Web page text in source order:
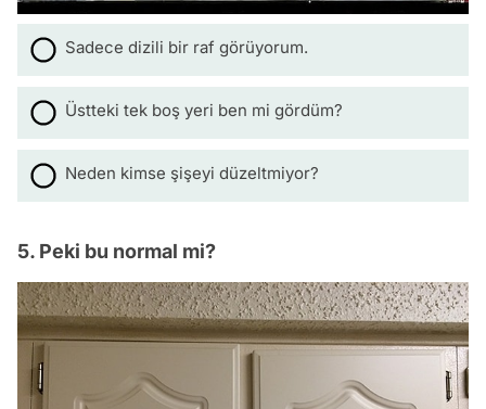
Sadece dizili bir raf görüyorum.
Üstteki tek boş yeri ben mi gördüm?
Neden kimse şişeyi düzeltmiyor?
5. Peki bu normal mi?